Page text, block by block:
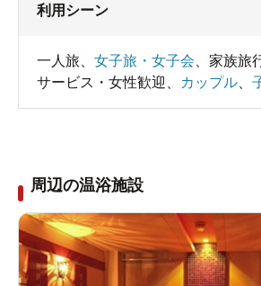
利用シーン
一人旅 女子旅・女子会 家族旅
サービス・女性歓迎
カップル
周辺の温浴施設